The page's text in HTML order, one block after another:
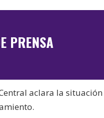
PRENSA
aclara la